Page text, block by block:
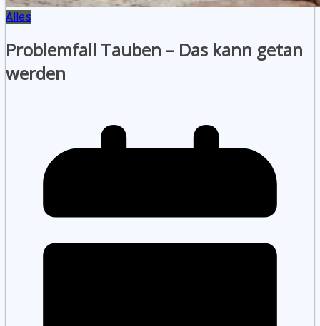
Alles
Problemfall Tauben – Das kann getan
werden